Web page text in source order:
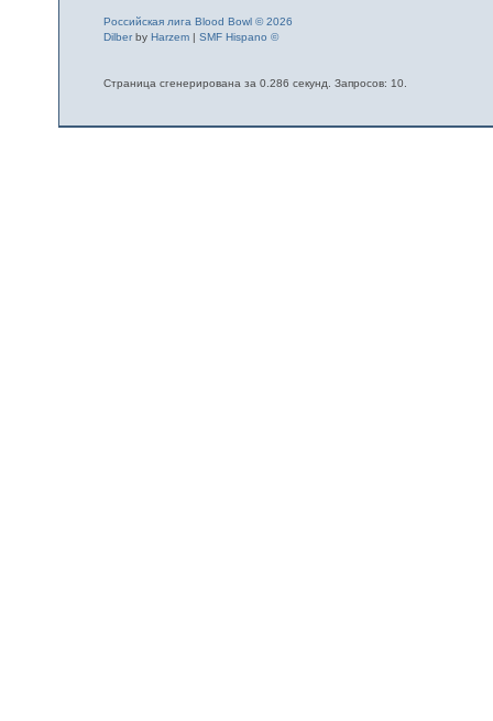
Российская лига Blood Bowl © 2026
Dilberby Harzem| SMF Hispano ©
Страница сгенерирована за 0.286 секунд. Запросов: 10.